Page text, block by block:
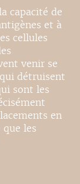
capacité de
et à
cellules
venir se
détruisent
sont les
en
les